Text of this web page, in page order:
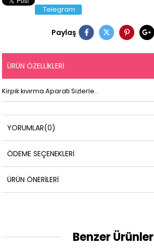
Telegram
Paylaş
ÜRÜN ÖZELLIKLERI
Kirpik kıvırma Aparatı Sizlerle..
YORUMLAR(0)
ÖDEME SEÇENEKLERI
ÜRÜN ÖNERILERI
Benzer Ürünler